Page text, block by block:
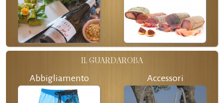
IL GUARDAROBA
Abbigliamento Accessori